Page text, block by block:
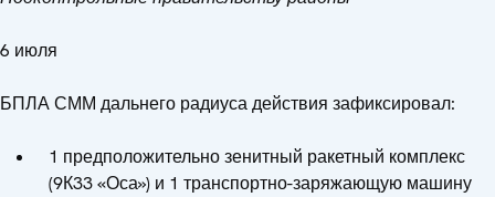
6 июля
БПЛА СММ дальнего радиуса действия зафиксировал:
1 предположительно зенитный ракетный комплекс
(9К33 «Оса») и 1 транспортно-заряжающую машину